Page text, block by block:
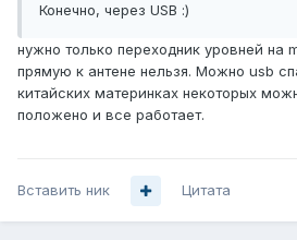
Конечно, через USB :)
нужно только переходник уровней на
прямую к антене нельзя. Можно usb
китайских материнках некоторых
положено и все работает.
Вставить ник Цитата